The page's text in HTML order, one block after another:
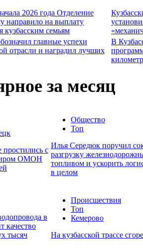
2026 года Отделение
направило на выплату
кузбасским семьям
главные успехи
отрасли и наградил лучших
В
за месяц
с
ОМОН
Общество
Топ
Илья Середюк поручил
разгрузку
топливом и ускорить
в целом
в
качество
тысяч
Происшествия
Топ
Кемерово
На кузбасской трассе